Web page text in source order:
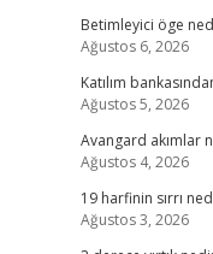
Betimleyici öge
Ağustos 6, 2026
Katılım
Ağustos 5, 2026
Avangard akımlar
Ağustos 4, 2026
19 harfinin sırrı
Ağustos 3, 2026